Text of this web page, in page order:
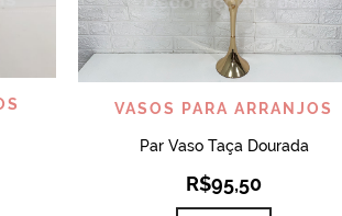
VISUALIZAR
VASOS PARA ARRANJOS
Par Vaso Taça Dourada
R$95,50